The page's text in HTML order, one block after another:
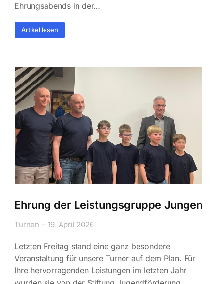
Ehrungsabends in der…
Artikel lesen
Ehrung der Leistungsgruppe Jungen
Turnen 19. April 2026
Letzten Freitag stand eine ganz besondere
Veranstaltung für unsere Turner auf dem Plan. Für
Ihre hervorragenden Leistungen im letzten Jahr